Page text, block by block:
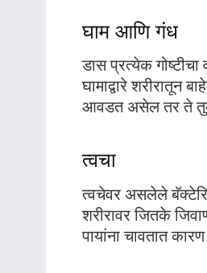
घाम आणि गंध
डास प्रत्येक
घामाद्वारे शरीरातून
आवडत असेल तर ते
त्वचा
त्वचेवर असलेले
शरीरावर जितके
पायांना चावतात